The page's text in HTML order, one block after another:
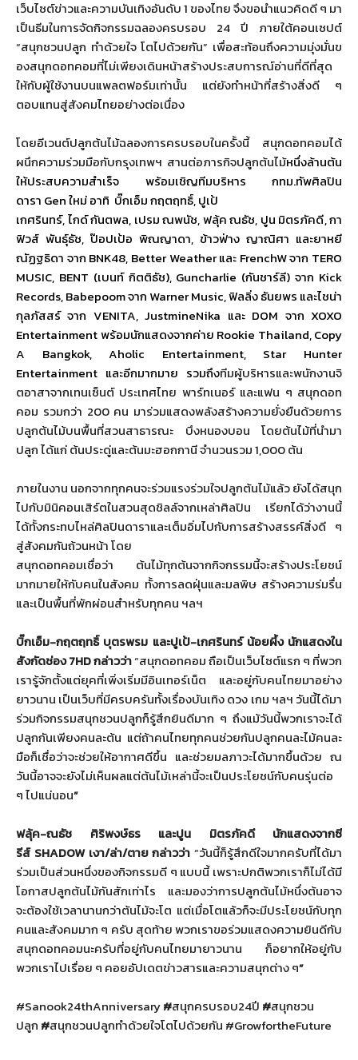
เว็บไซต์ข่าวและความบันเทิงอันดับ1ของไทย จึงขอนำแนวคิดดี ๆ มา
เป็นธีมในการจัดกิจกรรมฉลองครบรอบ 24 ปี ภายใต้คอนเซปต์
“สนุกชวนปลูก ทำด้วยใจ โตไปด้วยกัน” เพื่อสะท้อนถึงความมุ่งมั่นข
องสนุกดอทคอมที่ไม่เพียงเดินหน้าสร้างประสบการณ์อ่านที่ดีที่สุด
ให้กับผู้ใช้งานบนแพลตฟอร์มเท่านั้น แต่ยังทำหน้าที่สร้างสิ่งดี ๆ
ตอบแทนสู่สังคมไทยอย่างต่อเนื่อง
โดยอีเวนต์ปลูกต้นไม้ฉลองการครบรอบในครั้งนี้ สนุกดอทคอมได้
ผนึกความร่วมมือกับกรุงเทพฯ สานต่อภารกิจปลูกต้นไม้หนึ่งล้านต้น
ให้ประสบความสำเร็จ พร้อมเชิญทีมบริหาร กทม.ทัพศิลปิน
ดารา Genใหม่ อาทิ บิ๊กเอ็ม กฤตฤทธิ์,ปูเป้
เกศรินทร์,ไกด์ กันตพล, เปรม ณพนัช,ฟลุ้ค ณธัช, ปูน มิตรภัคดี,กา
ฟิวส์ พันธุ์ธัช, ป๊อปเป้อ พิณญาดา, ข้าวฟ่าง ญาณิศา และยาหยี
ณัฏฐธิดา จาก BNK48, Better Weatherและ FrenchWจาก TERO
MUSIC, BENT (เบนท์ กิตติธัช), Guncharlie (กันชาร์ลี) จาก Kick
Records, Babepoomจาก Warner Music,ฟิลลิ่ง ธันยพร และไชน่า
กุลภัสสร์ จาก VENITA, JustmineNika และ DOM จาก XOXO
Entertainmentพร้อมนักแสดงจากค่าย Rookie Thailand, Copy
A Bangkok, Aholic Entertainment, Star Hunter
Entertainment และอีกมากมาย รวมถึงทีมผู้บริหารและพนักงานจิ
ตอาสาจากเทนเซ็นต์ ประเทศไทย พาร์ทเนอร์ และแฟน ๆ สนุกดอท
คอม รวมกว่า 200คน มาร่วมแสดงพลังสร้างความยั่งยืนด้วยการ
ปลูกต้นไม้บนพื้นที่สวนสาธารณะ บึงหนองบอน โดยต้นไม้ที่นำมา
ปลูก ได้แก่ ต้นประดู่และต้นมะฮอกกานี จำนวนรวม1,000ต้น
ภายในงาน นอกจากทุกคนจะร่วมแรงร่วมใจปลูกต้นไม้แล้ว ยังได้สนุก
ไปกับมินิคอนเสิร์ตในสวนสุดชิลล์จากเหล่าศิลปิน เรียกได้ว่างานนี้
ได้ทั้งกระทบไหล่ศิลปินดาราและเต็มอิ่มไปกับการสร้างสรรค์สิ่งดี ๆ
สู่สังคมกันถ้วนหน้า โดย
สนุกดอทคอมเชื่อว่า ต้นไม้ทุกต้นจากกิจกรรมนี้จะสร้างประโยชน์
มากมายให้กับคนในสังคม ทั้งการลดฝุ่นและมลพิษ สร้างความร่มรื่น
และเป็นพื้นที่พักผ่อนสำหรับทุกคน ฯลฯ
บิ๊กเอ็ม-กฤตฤทธิ์ บุตรพรม และปูเป้-เกศรินทร์ น้อยผึ้ง นักแสดงใน
สังกัดช่อง 7HDกล่าวว่า“สนุกดอทคอม ถือเป็นเว็บไซต์แรก ๆ ที่พวก
เรารู้จักตั้งแต่ยุคที่เพิ่งเริ่มมีอินเทอร์เน็ต และอยู่กับคนไทยมาอย่าง
ยาวนาน เป็นเว็บที่มีครบครันทั้งเรื่องบันเทิง ดวง เกม ฯลฯ วันนี้ได้มา
ร่วมกิจกรรมสนุกชวนปลูกก็รู้สึกยินดีมาก ๆ ถึงแม้วันนี้พวกเราจะได้
ปลูกกันเพียงคนละต้น แต่ถ้าคนไทยทุกคนช่วยกันปลูกคนละไม้คนละ
มือก็เชื่อว่าจะช่วยให้อากาศดีขึ้น และช่วยมลภาวะได้มากขึ้นด้วย ณ
วันนี้อาจจะยังไม่เห็นผลแต่ต้นไม้เหล่านี้จะเป็นประโยชน์กับคนรุ่นต่อ
ๆ ไปแน่นอน”
ฟลุ้ค-ณธัช ศิริพงษ์ธร และปูน มิตรภัคดี นักแสดงจากซี
รีส์ SHADOW เงา/ล่า/ตาย กล่าวว่า “วันนี้ก็รู้สึกดีใจมากครับที่ได้มา
ร่วมเป็นส่วนหนึ่งของกิจกรรมดี ๆ แบบนี้ เพราะปกติพวกเราก็ไม่ได้มี
โอกาสปลูกต้นไม้กันสักเท่าไร และมองว่าการปลูกต้นไม้หนึ่งต้นอาจ
จะต้องใช้เวลานานกว่าต้นไม้จะโต แต่เมื่อโตแล้วก็จะมีประโยชน์กับทุก
คนและสังคมมาก ๆ ครับ สุดท้าย พวกเราขอร่วมแสดงความยินดีกับ
สนุกดอทคอมนะครับที่อยู่กับคนไทยมายาวนาน ก็อยากให้อยู่กับ
พวกเราไปเรื่อย ๆ คอยอัปเดตข่าวสารและความสนุกต่าง ๆ”
#Sanook24thAnniversary#สนุกครบรอบ24ปี #สนุกชวน
ปลูก #สนุกชวนปลูกทำด้วยใจโตไปด้วยกัน #GrowfortheFuture